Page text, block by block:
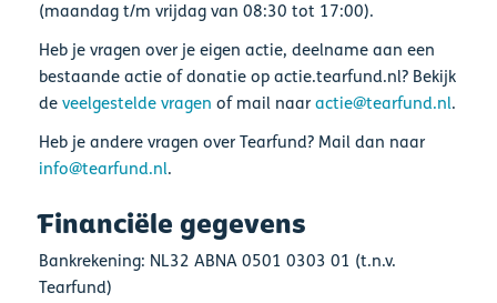
(maandag t/m vrijdag van 08:30 tot 17:00).
Heb je vragen over je eigen actie, deelname aan een
bestaande actie of donatie op actie.tearfund.nl? Bekijk
de veelgestelde vragen of mail naar actie@tearfund.nl.
Heb je andere vragen over Tearfund? Mail dan naar
info@tearfund.nl.
Financiële gegevens
Bankrekening: NL32 ABNA 0501 0303 01 (t.n.v.
Tearfund)